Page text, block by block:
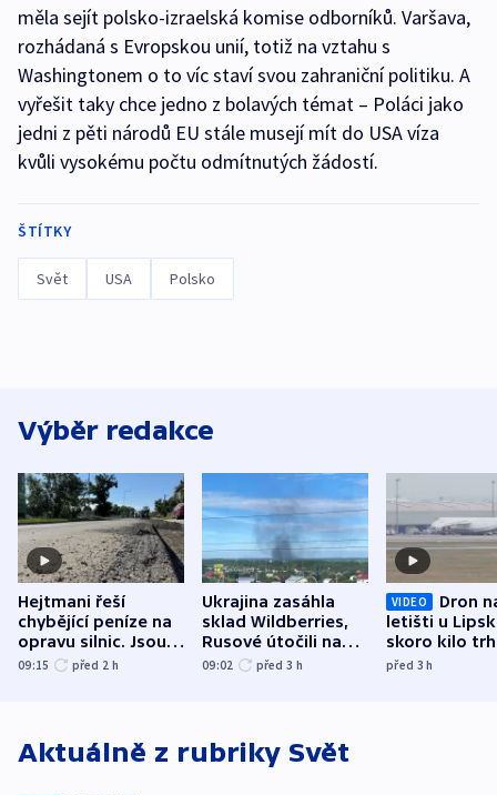
měla sejít polsko-izraelská komise odborníků. Varšava,
rozhádaná s Evropskou unií, totiž na vztahu s
Washingtonem o to víc staví svou zahraniční politiku. A
vyřešit taky chce jedno z bolavých témat – Poláci jako
jedni z pěti národů EU stále musejí mít do USA víza
kvůli vysokému počtu odmítnutých žádostí.
ŠTÍTKY
Svět USA Polsko
Výběr redakce
Hejtmani řeší
chybějící peníze na
opravu silnic. Jsou
nenárokové, namítá
09:15 před 2 h
Ukrajina zasáhla
sklad Wildberries,
Rusové útočili na
trh, hasiče či
09:02 před 3 h
VIDEO
Dron
letišti u
skoro kilo
indicie
před 3h
Aktuálně z rubriky Svět